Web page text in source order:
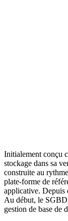
Initialement conçu
stockage dans sa
construite au
plate-forme de
applicative. Depuis
Au début, le SGBD
gestion de base de